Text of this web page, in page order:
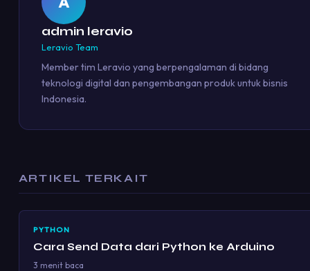
admin leravio
Leravio Team
Member tim Leravio yang berpengalaman di bidang
teknologi digital dan pengembangan produk untuk bisnis
Indonesia.
ARTIKEL TERKAIT
PYTHON
Cara Send Data dari Python ke Arduino
3 menit baca